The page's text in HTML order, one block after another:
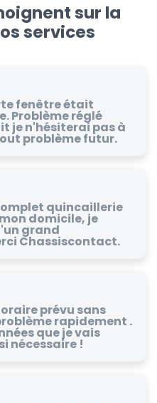
sur la
services
fenêtre était
Problème réglé
je n'hésiterai pas à
problème futur.
quincaillerie
domicile, je
grand
Chassiscontact.
prévu sans
rapidement .
que je vais
nécessaire !